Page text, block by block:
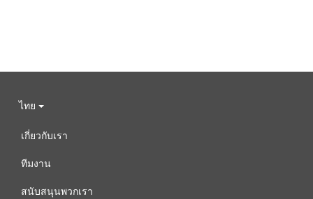
ไทย
เกี่ยวกับเรา
ทีมงาน
สนับสนุนพวกเรา